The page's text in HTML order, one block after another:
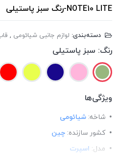
NOTE10 LITE-رنگ سبز پاستیلی
دسته‌بندی: لوازم جانبی شیائومی ,
رنگ: سبز پاستیلی
ویژگی‌ها
شاخه: شیائومی
کشور سازنده: چین
مدل: اسپرت